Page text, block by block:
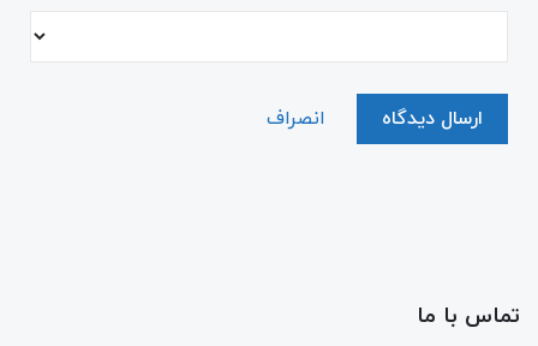
ارسال دیدگاه انصراف
تماس با ما